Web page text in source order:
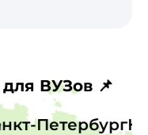
ВУЗов 📌
Петербург